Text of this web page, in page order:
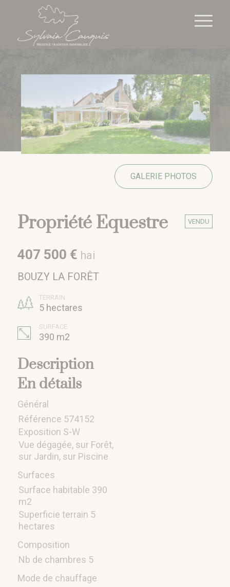
GALERIE PHOTOS
Propriété Equestre VENDU
407 500 € hai
BOUZY LA FORÊT
TERRAIN
5 hectares
SURFACE
390 m2
Description
En détails
Général
Référence 574152
Exposition S-W
Vue dégagée, sur Forêt,
sur Jardin, sur Piscine
Surfaces
Surface habitable 390
m2
Superficie terrain 5
hectares
Composition
Nb de chambres 5
Mode de chauffage
Cookies management panel